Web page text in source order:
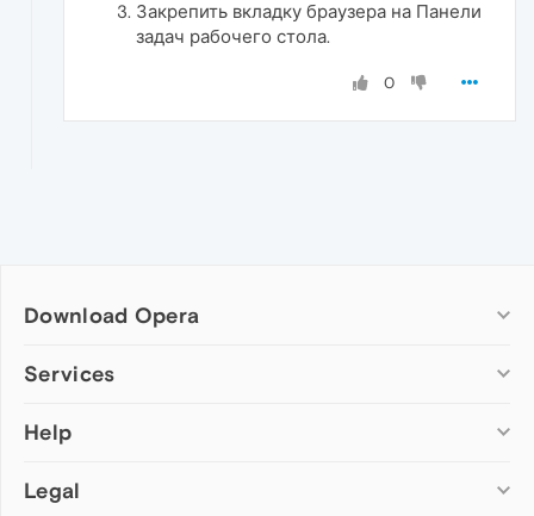
Закрепить вкладку браузера на Панели
задач рабочего стола.
0
Download Opera
Computer browsers
Opera for Mac
Opera beta version
Services
Add-ons
Wallpapers
Help
Help & support
Legal